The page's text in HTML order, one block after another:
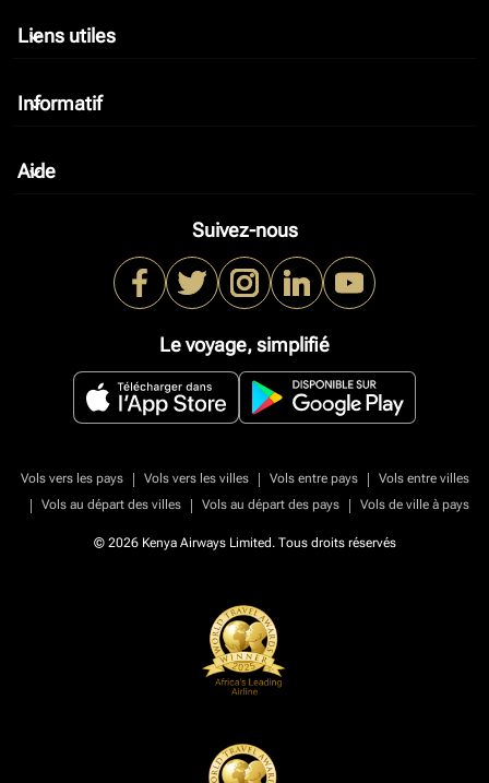
Liens utiles
keyboard_arrow_down
Informatif
keyboard_arrow_down
Aide
keyboard_arrow_down
Suivez-nous
Le voyage, simplifié
Vols vers les pays | Vols vers les villes | Vols entre pays |
Vols entre villes
|
Vols au départ des villes | Vols au départ des pays | Vols de ville à pays
© 2026 Kenya Airways Limited. Tous droits réservés